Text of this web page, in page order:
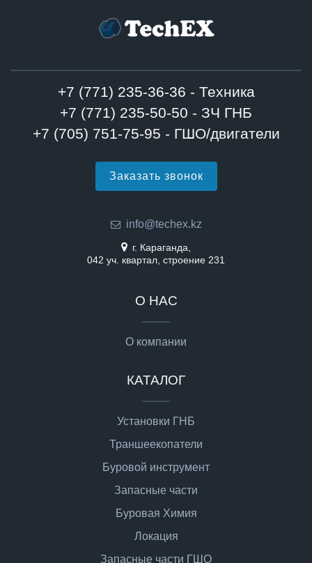
+7 (771) 235-36-36 - Техника
+7 (771) 235-50-50 - ЗЧ ГНБ
+7 (705) 751-75-95 - ГШО/двигатели
Заказать звонок
info@techex.kz
г. Караганда,
042 уч. квартал, строение 231
О НАС
О компании
КАТАЛОГ
Установки ГНБ
Траншеекопатели
Буровой инструмент
Запасные части
Буровая Химия
Локация
Запасные части ГШО